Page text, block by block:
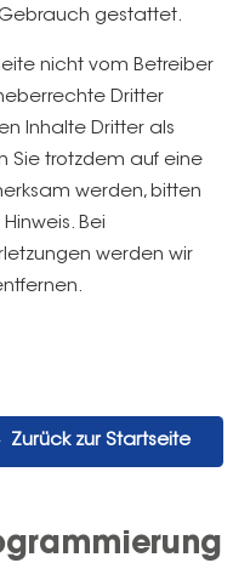
gestattet.
nicht vom Betreiber
Dritter
Inhalte Dritter als
Sie trotzdem auf eine
werden, bitten
Bei
werden wir
Zurück zur Startseite